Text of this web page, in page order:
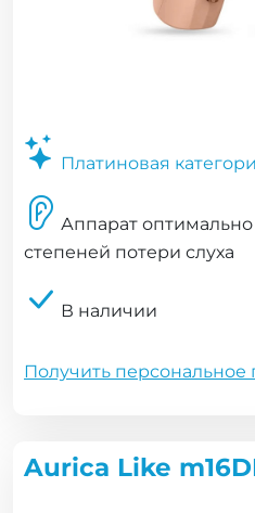
Платиновая
Аппарат
степеней потери слуха
В наличии
Получить
Aurica Like